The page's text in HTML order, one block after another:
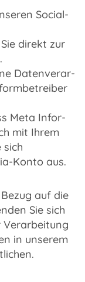
Social-
direkt zur
Daten­ver­ar­
Meta Infor­
mit Ihrem
Konto aus.
auf die
Sie sich
Verar­bei­tung
in unse­rem